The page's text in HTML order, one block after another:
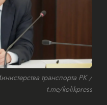
транспорта РК /
t.me/kolikpress